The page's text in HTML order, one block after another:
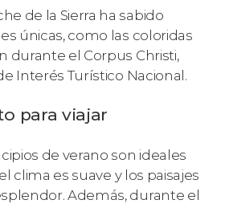
de la Sierra ha sabido
únicas, como las coloridas
durante el Corpus Christi,
Interés Turístico Nacional.
para viajar
de verano son ideales
clima es suave y los paisajes
Además, durante el